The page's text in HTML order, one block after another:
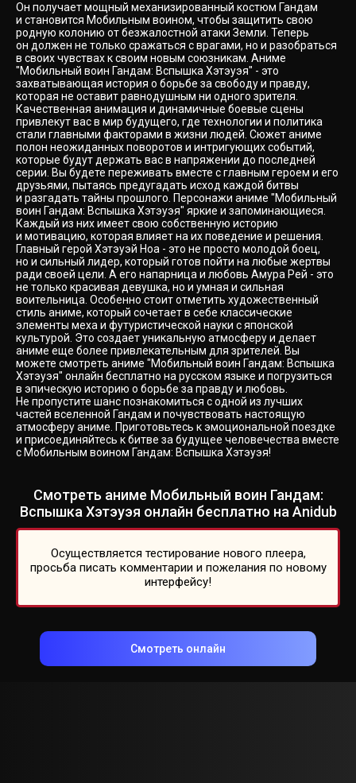
Он получает мощный механизированный костюм Гандам
и становится Мобильным воином, чтобы защитить свою
родную колонию от безжалостной атаки Земли. Теперь
он должен не только сражаться с врагами, но и разобраться
в своих чувствах к своим новым союзникам. Аниме
"Мобильный воин Гандам: Вспышка Хэтэуэя" - это
захватывающая история о борьбе за свободу и правду,
которая не оставит равнодушным ни одного зрителя.
Качественная анимация и динамичные боевые сцены
привлекут вас в мир будущего, где технологии и политика
стали главными факторами в жизни людей. Сюжет аниме
полон неожиданных поворотов и интригующих событий,
которые будут держать вас в напряжении до последней
серии. Вы будете переживать вместе с главным героем и его
друзьями, пытаясь предугадать исход каждой битвы
и разгадать тайны прошлого. Персонажи аниме "Мобильный
воин Гандам: Вспышка Хэтэуэя" яркие и запоминающиеся.
Каждый из них имеет свою собственную историю
и мотивацию, которая влияет на их поведение и решения.
Главный герой Хэтэуэй Ноа - это не просто молодой боец,
но и сильный лидер, который готов пойти на любые жертвы
ради своей цели. А его напарница и любовь Амура Рей - это
не только красивая девушка, но и умная и сильная
воительница. Особенно стоит отметить художественный
стиль аниме, который сочетает в себе классические
элементы меха и футуристической науки с японской
культурой. Это создает уникальную атмосферу и делает
аниме еще более привлекательным для зрителей. Вы
можете смотреть аниме "Мобильный воин Гандам: Вспышка
Хэтэуэя" онлайн бесплатно на русском языке и погрузиться
в эпическую историю о борьбе за правду и любовь.
Не пропустите шанс познакомиться с одной из лучших
частей вселенной Гандам и почувствовать настоящую
атмосферу аниме. Приготовьтесь к эмоциональной поездке
и присоединяйтесь к битве за будущее человечества вместе
с Мобильным воином Гандам: Вспышка Хэтэуэя!
Смотреть аниме Мобильный воин Гандам:
Вспышка Хэтэуэя онлайн бесплатно на Anidub
Осуществляется тестирование нового плеера,
просьба писать комментарии и пожелания по новому
интерфейсу!
Смотреть онлайн